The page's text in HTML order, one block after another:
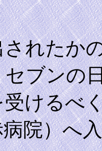
れたか
ブンの
けるべ
院）へ